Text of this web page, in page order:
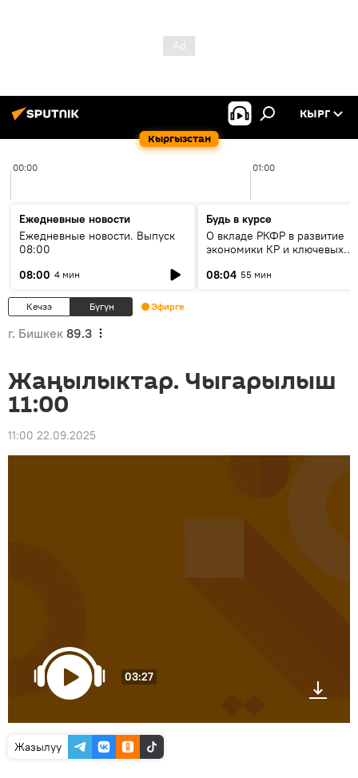
Кыргызстан
КЫРГ
00:00 01:00
Ежедневные новости
Ежедневные новости. Выпуск
08:00
08:00 4 мин
Будь в курсе
О вкладе РКФР в развитие
экономики КР и ключевых
08:04 55 мин
Кечээ Бүгүн Эфирге
г. Бишкек 89.3
Жаңылыктар. Чыгарылыш
11:00
11:00 22.09.2025
03:27
Жазылуу